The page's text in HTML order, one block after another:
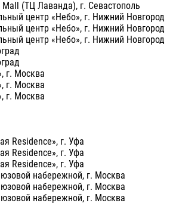
Mall (ТЦ Лаванда), г. Севастополь
центр «Небо», г. Нижний Новгород
центр «Небо», г. Нижний Новгород
центр «Небо», г. Нижний Новгород
г. Москва
г. Москва
г. Москва
Residence», г. Уфа
Residence», г. Уфа
Residence», г. Уфа
набережной, г. Москва
набережной, г. Москва
набережной, г. Москва